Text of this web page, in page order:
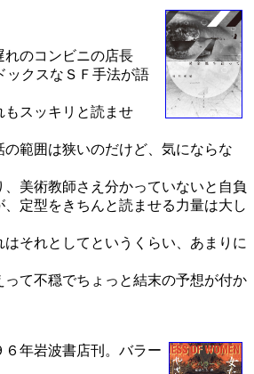
れのコンビニの店長
ックスなＳＦ手法が語
もスッキリと読ませ
範囲は狭いのだけど、気にならな
美術教師さえ分かっていないと自負
定型をきちんと読ませる力量は大し
それとしてというくらい、あまりに
て不穏でちょっと結末の予想が付か
６年岩波書店刊。バラー